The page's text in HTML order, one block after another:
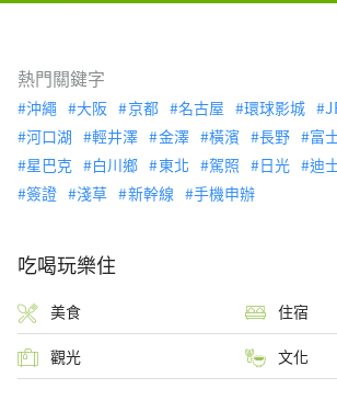
熱門關鍵字
沖繩 大阪 京都 名古屋 環球影城
河口湖
輕井澤 金澤 橫濱 長野 富
星巴克
白川鄉 東北 駕照 日光 迪
簽證
淺草 新幹線 手機申辦
吃喝玩樂住
美食 住宿
觀光 文化